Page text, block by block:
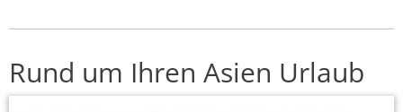
Rund um Ihren Asien Urlaub